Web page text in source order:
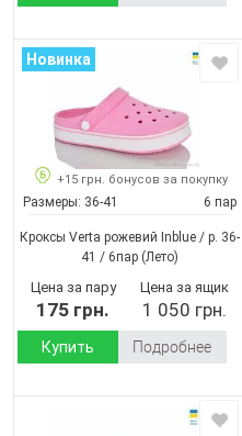
Новинка
+15 грн. бонусов за покупку
Размеры: 36-41 6 пар
Кроксы Verta рожевий Inblue / p. 36-
41 / 6пар (Лето)
Цена за пару
175 грн.
Цена за ящик
1 050 грн.
Купить Подробнее